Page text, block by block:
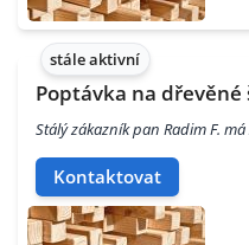
stále aktivní
Poptávka na dřevěné
Stálý zákazník pan Radim F.
Kontaktovat